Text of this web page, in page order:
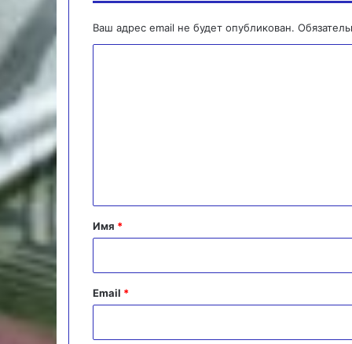
Ваш адрес email не будет опубликован.
а
й
Имя *
Email *